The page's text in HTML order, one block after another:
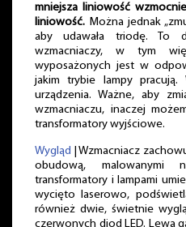
mniejsza liniowość
liniowość. Można jednak
aby udawała triodę. To
wzmacniaczy, w tym
wyposażonych jest w
jakim trybie lampy
urządzenia. Ważne, aby
wzmacniaczu, inaczej
transformatory wyjściowe.
Wygląd
| Wzmacniacz
obudową, malowanymi
transformatory i lampami
wycięto laserowo,
również dwie, świetnie
czerwonych diod LED. Lewą